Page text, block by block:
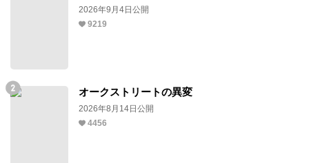
2026年9月4日公開
9219
オークストリートの異変
2026年8月14日公開
4456